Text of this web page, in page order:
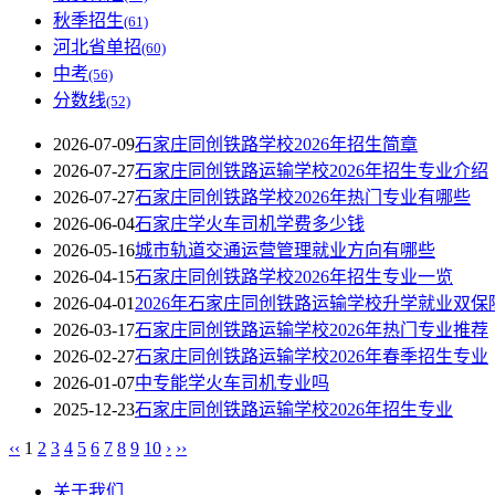
秋季招生(61)
河北省单招(60)
中考(56)
分数线(52)
2026-07-09石家庄同创铁路学校2026年招生简章
2026-07-27石家庄同创铁路运输学校2026年招生专业介绍
2026-07-27石家庄同创铁路学校2026年热门专业有哪些
2026-06-04石家庄学火车司机学费多少钱
2026-05-16城市轨道交通运营管理就业方向有哪些
2026-04-15石家庄同创铁路学校2026年招生专业一览
2026-04-01 2026年石家庄同创铁路运输学校升学就业双保
2026-03-17石家庄同创铁路运输学校2026年热门专业推荐
2026-02-27石家庄同创铁路运输学校2026年春季招生专业
2026-01-07中专能学火车司机专业吗
2025-12-23石家庄同创铁路运输学校2026年招生专业
‹‹ 1 2 3 4 5 6 7 8 9 10 › ››
关于我们